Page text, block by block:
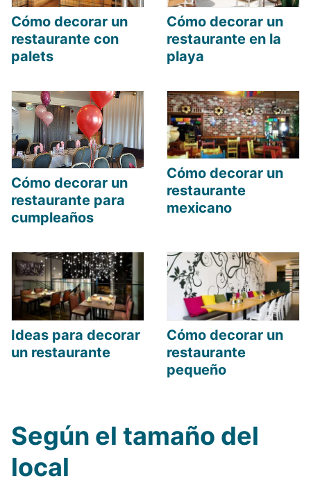
Cómo decorar un
restaurante con
palets
Cómo decorar un
restaurante en la
playa
Cómo decorar un
restaurante para
cumpleaños
Cómo decorar un
restaurante
mexicano
Ideas para decorar
un restaurante
Cómo decorar un
restaurante
pequeño
Según el tamaño del
local